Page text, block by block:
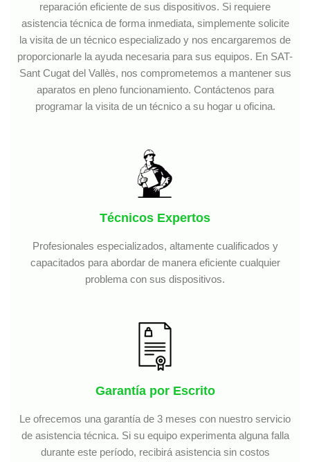
reparación eficiente de sus dispositivos. Si requiere
asistencia técnica de forma inmediata, simplemente solicite
la visita de un técnico especializado y nos encargaremos de
proporcionarle la ayuda necesaria para sus equipos. En SAT-
Sant Cugat del Vallès, nos comprometemos a mantener sus
aparatos en pleno funcionamiento. Contáctenos para
programar la visita de un técnico a su hogar u oficina.
Técnicos Expertos
Profesionales especializados, altamente cualificados y
capacitados para abordar de manera eficiente cualquier
problema con sus dispositivos.
Garantía por Escrito
Le ofrecemos una garantía de 3 meses con nuestro servicio
de asistencia técnica. Si su equipo experimenta alguna falla
durante este período, recibirá asistencia sin costos